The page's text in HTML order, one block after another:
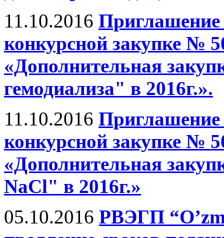
11.10.2016 Приглашение
конкурсной закупке №
«Дополнительная
гемодиализа" в 2016г.».
11.10.2016 Приглашение
конкурсной закупке №
«Дополнительная
NaCl" в 2016г.»
05.10.2016 РВЭГП